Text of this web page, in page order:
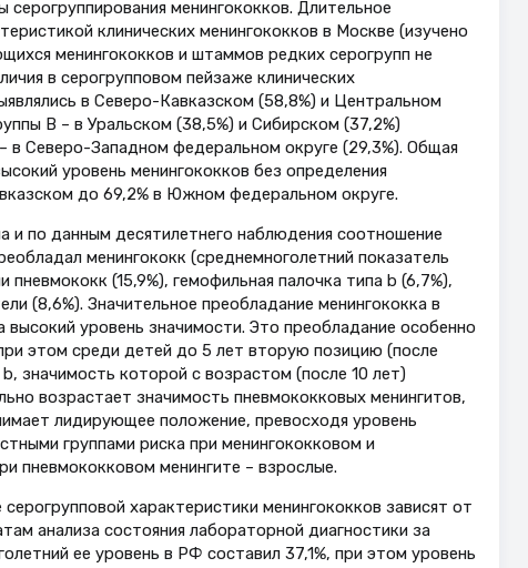
менингококков. Длительное
клинических менингококков в Москве (изучено
менингококков и штаммов редких серогрупп не
в серогрупповом пейзаже клинических
в Северо-Кавказском (58,8%) и Центральном
В – в Уральском (38,5%) и Сибирском (37,2%)
в Северо-Западном федеральном округе (29,3%). Общая
уровень менингококков без определения
до 69,2% в Южном федеральном округе.
и по данным десятилетнего наблюдения соотношение
менингококк (среднемноголетний показатель
(15,9%), гемофильная палочка типа b (6,7%),
(8,6%). Значительное преобладание менингококка в
высокий уровень значимости. Это преобладание особенно
этом среди детей до 5 лет вторую позицию (после
значимость которой с возрастом (после 10 лет)
возрастает значимость пневмококковых менингитов,
лидирующее положение, превосходя уровень
группами риска при менингококковом и
пневмококковом менингите – взрослые.
характеристики менингококков зависят от
анализа состояния лабораторной диагностики за
ее уровень в РФ составил 37,1%, при этом уровень